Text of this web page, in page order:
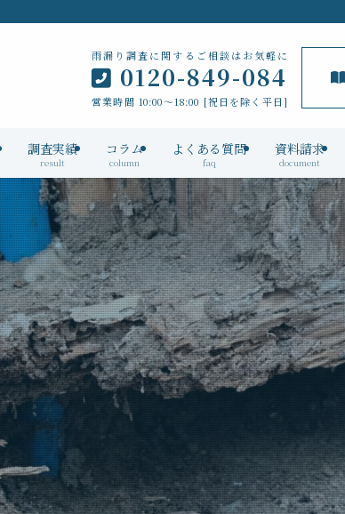
雨漏り調査に関するご相談はお気軽に
0120-849-084
営業時間 10:00～18:00 [祝日を除く平日]
調査実績
result
コラム
column
よくある質問
faq
資料請求
document